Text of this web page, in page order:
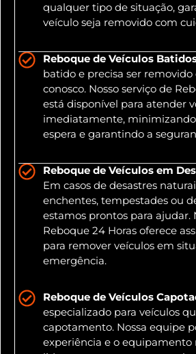
qualquer tipo de situação,
veículo seja removido com
Reboque de Veículos
batido e precisa ser removido
conosco. Nosso serviço de
está disponível para atender
imediatamente,
espera e garantindo a
Reboque de Veículos em
Em casos de desastres
enchentes, tempestades ou
estamos prontos para ajudar.
Reboque 24 Horas oferece
para remover veículos em
emergência.
Reboque de Veículos
especializado para veículos
capotamento. Nossa equipe
experiência e o equipamento